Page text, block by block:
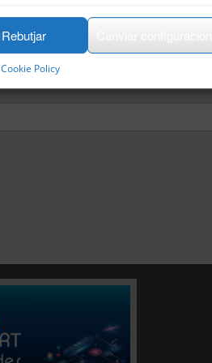
Rebutjar
Cookie Policy